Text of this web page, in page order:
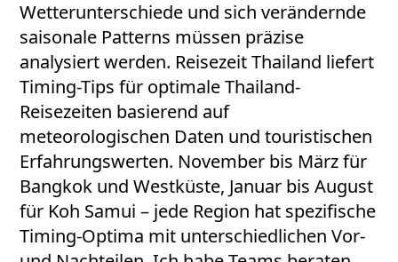
Wetterunterschiede und sich verändernde
saisonale Patterns müssen präzise
analysiert werden. Reisezeit Thailand liefert
Timing-Tips für optimale Thailand-
Reisezeiten basierend auf
meteorologischen Daten und touristischen
Erfahrungswerten. November bis März für
Bangkok und Westküste, Januar bis August
für Koh Samui – jede Region hat spezifische
Timing-Optima mit unterschiedlichen Vor-